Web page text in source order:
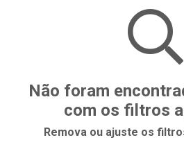
Não foram
com os filtros
Remova ou ajuste os